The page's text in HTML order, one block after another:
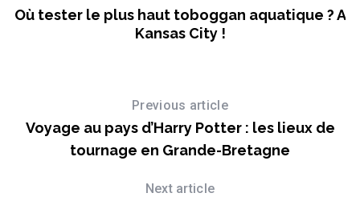
Où tester le plus haut toboggan aquatique ? A
Kansas City !
Previous article
Voyage au pays d’Harry Potter : les lieux de
tournage en Grande-Bretagne
Next article